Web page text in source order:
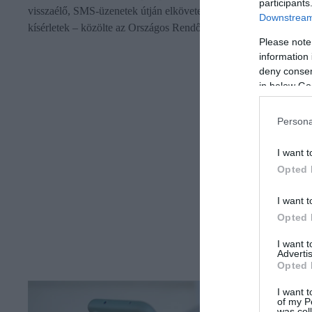
Please
information
deny
in below
I want
Opted
I want
Opted
I want
Opted
I want
of my
visszaélő, SMS-üzenetek útján elkövetett, adathalász csalási
kísérletek – közölte az Országos Rendőr-főkapitányság.